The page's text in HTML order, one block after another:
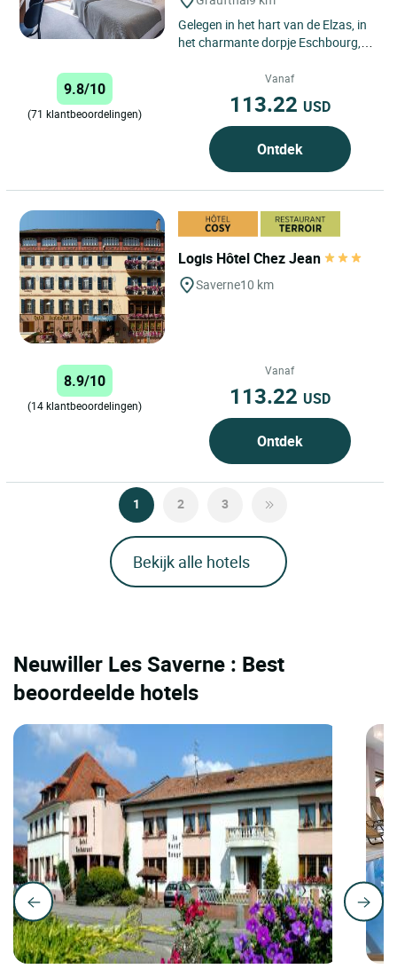
Gelegen in het hart van de Elzas, in
het charmante dorpje Eschbourg,
Vieux Moulin je in een...
9.8/10
(71 klantbeoordelingen)
Vanaf
113.22 USD
Ontdek
Logis Hôtel Chez Jean
Saverne10 km
8.9/10
(14 klantbeoordelingen)
Vanaf
113.22 USD
Ontdek
1 2 3
Bekijk alle hotels
Neuwiller Les Saverne : Best
beoordeelde hotels